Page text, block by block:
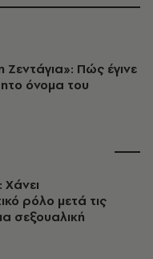
Ζεντάγια»: Πώς έγινε
όνομα του
Χάνει
ρόλο μετά τις
σεξουαλική